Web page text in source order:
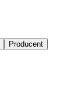
Producent